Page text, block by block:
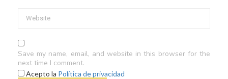
Save my name, email, and website in this browser for the
next time I comment.
Acepto la Política de privacidad